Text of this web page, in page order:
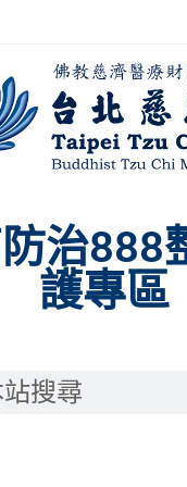
治888
護專區